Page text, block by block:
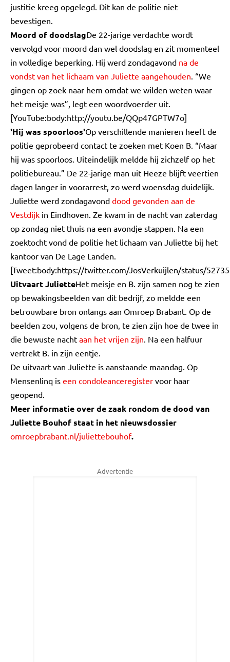
justitie kreeg opgelegd. Dit kan de politie niet
bevestigen.
Moord of doodslagDe 22-jarige verdachte wordt
vervolgd voor moord dan wel doodslag en zit momenteel
in volledige beperking. Hij werd zondagavond na de
vondst van het lichaam van Juliette aangehouden. “We
gingen op zoek naar hem omdat we wilden weten waar
het meisje was”, legt een woordvoerder uit.
[YouTube:body:http://youtu.be/QQp47GPTW7o]
'Hij was spoorloos'Op verschillende manieren heeft de
politie geprobeerd contact te zoeken met Koen B. “Maar
hij was spoorloos. Uiteindelijk meldde hij zichzelf op het
politiebureau.” De 22-jarige man uit Heeze blijft veertien
dagen langer in voorarrest, zo werd woensdag duidelijk.
Juliette werd zondagavond dood gevonden aan de
Vestdijk in Eindhoven. Ze kwam in de nacht van zaterdag
op zondag niet thuis na een avondje stappen. Na een
zoektocht vond de politie het lichaam van Juliette bij het
kantoor van De Lage Landen.
[Tweet:body:https://twitter.com/JosVerkuijlen/status/
Uitvaart JulietteHet meisje en B. zijn samen nog te zien
op bewakingsbeelden van dit bedrijf, zo meldde een
betrouwbare bron onlangs aan Omroep Brabant. Op de
beelden zou, volgens de bron, te zien zijn hoe de twee in
die bewuste nacht aan het vrijen zijn. Na een halfuur
vertrekt B. in zijn eentje.
De uitvaart van Juliette is aanstaande maandag. Op
Mensenlinq is een condoleanceregister voor haar
geopend.
Meer informatie over de zaak rondom de dood van
Juliette Bouhof staat in het nieuwsdossier
omroepbrabant.nl/juliettebouhof.
Advertentie